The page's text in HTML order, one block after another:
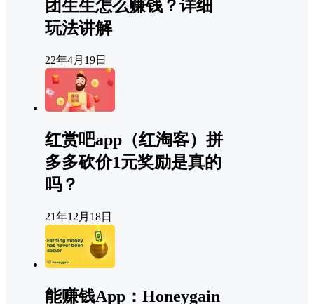
团生生怎么赚钱？详细
玩法讲解
22年4月19日
红赏吧app（红淘客）拼
多多砍价1元奖励是真的
吗？
21年12月18日
能赚钱App：Honeygain